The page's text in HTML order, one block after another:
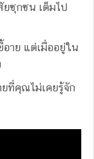
ซุกซน เต็มไป
าย แต่เมื่ออยู่ใน
ที่คุณไม่เคยรู้จัก